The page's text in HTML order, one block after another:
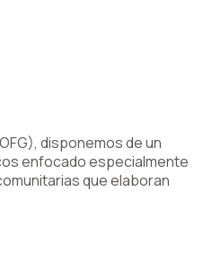
disponemos de un
enfocado especialmente
que elaboran